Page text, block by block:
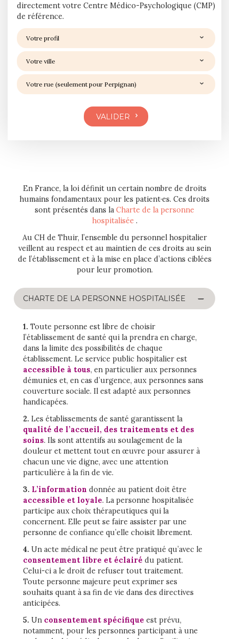
directement votre Centre Médico-Psychologique (CMP)
de référence.
En France, la loi définit un certain nombre de droits
humains fondamentaux pour les patient·es. Ces droits
sont présentés dans la Charte de la personne
hospitalisée .
Au CH de Thuir, l’ensemble du personnel hospitalier
veillent au respect et au maintien de ces droits au sein
de l’établissement et à la mise en place d’actions ciblées
pour leur promotion.
CHARTE DE LA PERSONNE HOSPITALISÉE
1. Toute personne est libre de choisir
l’établissement de santé qui la prendra en charge,
dans la limite des possibilités de chaque
établissement. Le service public hospitalier est
accessible à tous, en particulier aux personnes
démunies et, en cas d’urgence, aux personnes sans
couverture sociale. Il est adapté aux personnes
handicapées.
2. Les établissements de santé garantissent la
qualité de l’accueil, des traitements et des
soins. Ils sont attentifs au soulagement de la
douleur et mettent tout en œuvre pour assurer à
chacun une vie digne, avec une attention
particulière à la fin de vie.
3. L’information donnée au patient doit être
accessible et loyale. La personne hospitalisée
participe aux choix thérapeutiques qui la
concernent. Elle peut se faire assister par une
personne de confiance qu’elle choisit librement.
4. Un acte médical ne peut être pratiqué qu’avec le
consentement libre et éclairé du patient.
Celui-ci a le droit de refuser tout traitement.
Toute personne majeure peut exprimer ses
souhaits quant à sa fin de vie dans des directives
anticipées.
5. Un consentement spécifique est prévu,
notamment, pour les personnes participant à une